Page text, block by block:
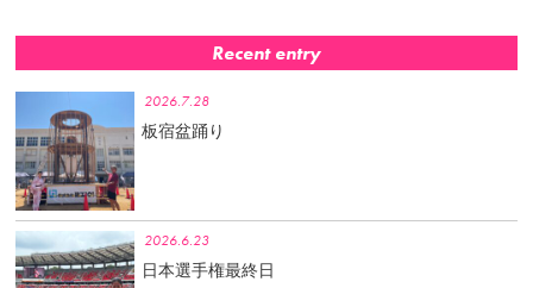
Recent entry
2026.7.28
板宿盆踊り
2026.6.23
日本選手権最終日